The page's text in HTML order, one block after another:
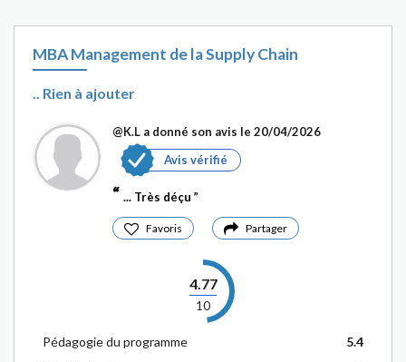
MBA Management de la Supply Chain
.. Rien à ajouter
@K.L a donné son avis le 20/04/2026
Avis vérifié
... Très déçu
Favoris Partager
4.77
10
Pédagogie du programme
5.4